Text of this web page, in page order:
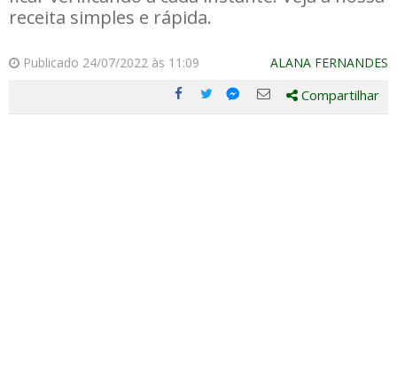
receita simples e rápida.
Publicado 24/07/2022 às 11:09 ALANA FERNANDES
Compartilhe
Compartilhe
Compartilhe
Compartilhe
Compartilhar